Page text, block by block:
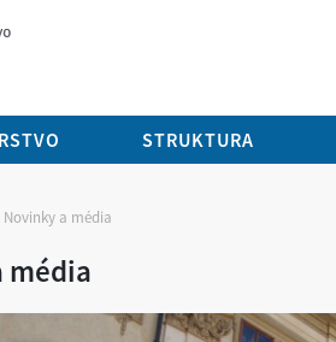
STRUKTURA
Novinky a média
média